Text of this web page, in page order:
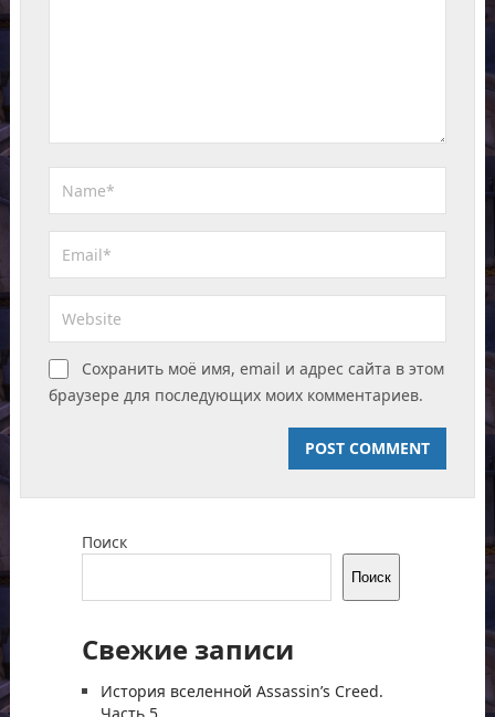
Сохранить моё имя, email и адрес сайта в этом
браузере для последующих моих комментариев.
Поиск
Поиск
Свежие записи
История вселенной Assassin’s Creed.